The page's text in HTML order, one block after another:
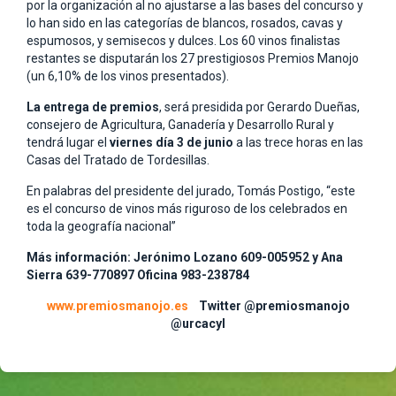
por la organización al no ajustarse a las bases del concurso y
lo han sido en las categorías de blancos, rosados, cavas y
espumosos, y semisecos y dulces. Los 60 vinos finalistas
restantes se disputarán los 27 prestigiosos Premios Manojo
(un 6,10% de los vinos presentados).
La entrega de premios, será presidida por Gerardo Dueñas,
consejero de Agricultura, Ganadería y Desarrollo Rural y
tendrá lugar el viernes día 3 de junio a las trece horas en las
Casas del Tratado de Tordesillas.
En palabras del presidente del jurado, Tomás Postigo, “este
es el concurso de vinos más riguroso de los celebrados en
toda la geografía nacional”
Más información: Jerónimo Lozano 609-005952 y Ana
Sierra 639-770897 Oficina 983-238784
www.premiosmanojo.es Twitter @premiosmanojo
@urcacyl